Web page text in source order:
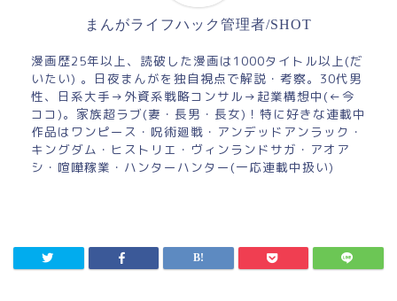
まんがライフハック管理者/SHOT
漫画歴25年以上、読破した漫画は1000タイトル以上(だ
いたい) 。日夜まんがを独自視点で解説・考察。30代男
性、日系大手→外資系戦略コンサル→起業構想中(←今
ココ)。家族超ラブ(妻・長男・長女)！特に好きな連載中
作品はワンピース・呪術廻戦・アンデッドアンラック・
キングダム・ヒストリエ・ヴィンランドサガ・アオア
シ・喧嘩稼業・ハンターハンター(一応連載中扱い)